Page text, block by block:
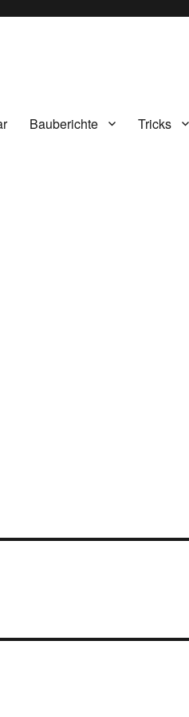
Bauberichte Tricks